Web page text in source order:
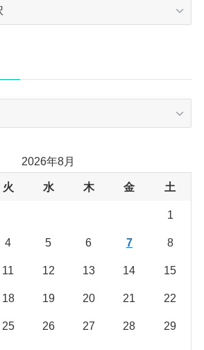
2026年8月
火 水 木 金 土
1
4 5 6 7 8
11 12 13 14 15
18 19 20 21 22
25 26 27 28 29